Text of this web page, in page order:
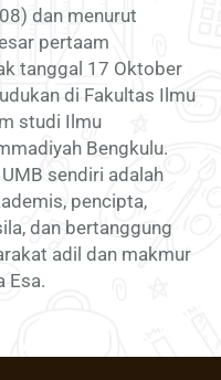
dan menurut
pertaam
tanggal 17 Oktober
di Fakultas Ilmu
studi Ilmu
Bengkulu.
sendiri adalah
pencipta,
dan bertanggung
adil dan makmur
Esa.